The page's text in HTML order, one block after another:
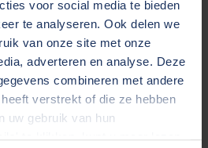
voor social media te bieden
te analyseren. Ook delen we
van onze site met onze
adverteren en analyse. Deze
combineren met andere
verstrekt of die ze hebben
uw gebruik van hun
te klikken, kunt u meer lezen
batterijen zijn afhankelijk van
tussen nikkel-, mangaan-
gebruiken meestal
en kobalt (NMC-111). Het
kathoden (bijvoorbeeld NMC-
verhoogt de
batterij en vermindert de